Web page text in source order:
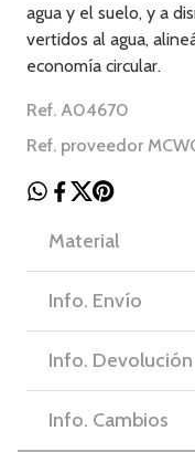
agua y el suelo, y a
vertidos al agua,
economía circular.
Ref. A04670
Ref. proveedor
Material
Info. Envío
Info. Devolución
Info. Cambios